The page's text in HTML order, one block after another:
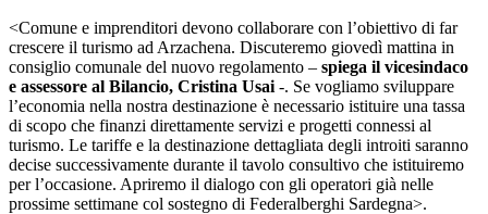
<Comune e imprenditori devono collaborare con l’obiettivo di far
crescere il turismo ad Arzachena. Discuteremo giovedì mattina in
consiglio comunale del nuovo regolamento – spiega il vicesindaco
e assessore al Bilancio, Cristina Usai -. Se vogliamo sviluppare
l’economia nella nostra destinazione è necessario istituire una tassa
di scopo che finanzi direttamente servizi e progetti connessi al
turismo. Le tariffe e la destinazione dettagliata degli introiti saranno
decise successivamente durante il tavolo consultivo che istituiremo
per l’occasione. Apriremo il dialogo con gli operatori già nelle
prossime settimane col sostegno di Federalberghi Sardegna>.